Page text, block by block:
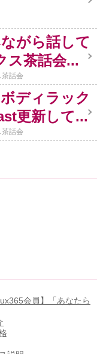
がら話して
ス茶話会...
話会
ディラック
更新して...
話会
会員】「あなたら